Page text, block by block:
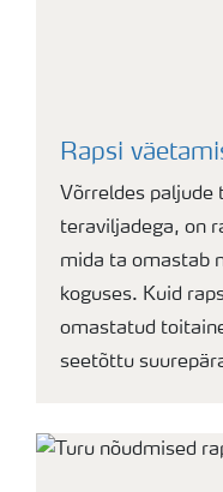
Rapsi
Võrreldes paljude
teraviljadega, on
mida ta omastab
koguses. Kuid
omastatud
seetõttu